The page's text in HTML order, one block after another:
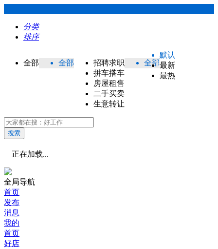
分类
排序
全部 全部
招聘求职
拼车搭车
房屋租售
二手买卖
生意转让
全部
默认
最新
最热
搜索
正在加载...
全局导航
首页
发布
消息
我的
首页
好店